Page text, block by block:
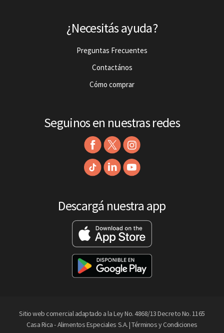
¿Necesitás ayuda?
Preguntas Frecuentes
Contactános
Cómo comprar
Seguinos en nuestras redes
Descargá nuestra app
Sitio web comercial adaptado a la Ley No. 4868/13 Decreto No. 1165
Casa Rica - Alimentos Especiales S.A. |Términos y Condiciones